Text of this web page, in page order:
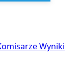
Wyniki